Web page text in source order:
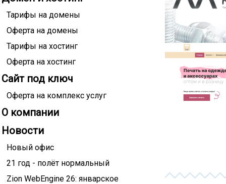
Тарифы на домены
Оферта на домены
Тарифы на хостинг
Оферта на хостинг
Сайт под ключ
Оферта на комплекс услуг
О компании
Новости
Новый офис
21 год - полёт нормальный
Zion WebEngine 26: январское